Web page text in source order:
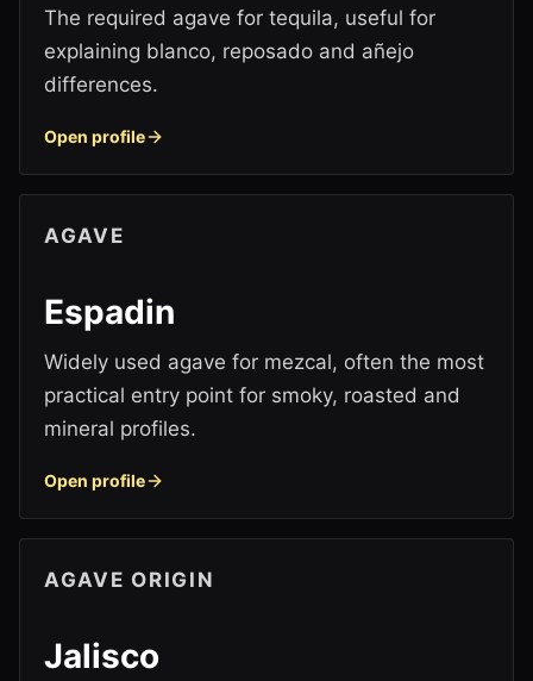
The required agave for tequila, useful for
explaining blanco, reposado and añejo
differences.
Open profile
AGAVE
Espadin
Widely used agave for mezcal, often the most
practical entry point for smoky, roasted and
mineral profiles.
Open profile
AGAVE ORIGIN
Jalisco